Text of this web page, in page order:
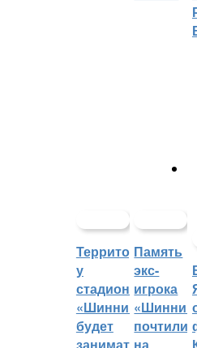
Территорией
у
стадиона
«Шинник»
будет
Память
экс-
игрока
почтили